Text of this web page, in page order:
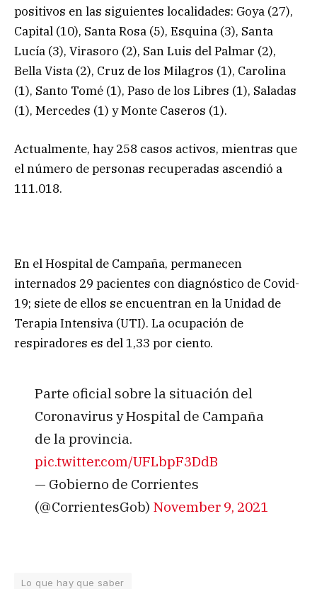
positivos en las siguientes localidades: Goya (27),
Capital (10), Santa Rosa (5), Esquina (3), Santa
Lucía (3), Virasoro (2), San Luis del Palmar (2),
Bella Vista (2), Cruz de los Milagros (1), Carolina
(1), Santo Tomé (1), Paso de los Libres (1), Saladas
(1), Mercedes (1) y Monte Caseros (1).
Actualmente, hay 258 casos activos, mientras que
el número de personas recuperadas ascendió a
111.018.
En el Hospital de Campaña, permanecen
internados 29 pacientes con diagnóstico de Covid-
19; siete de ellos se encuentran en la Unidad de
Terapia Intensiva (UTI). La ocupación de
respiradores es del 1,33 por ciento.
Parte oficial sobre la situación del
Coronavirus y Hospital de Campaña
de la provincia.
pic.twitter.com/UFLbpF3DdB
— Gobierno de Corrientes
(@CorrientesGob) November 9, 2021
Lo que hay que saber